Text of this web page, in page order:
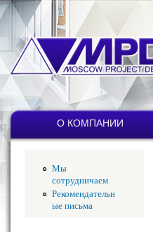
MPDG
Строительная
компания
Главное менюО КОМПАНИИ
Мы
сотрудничаем
Рекомендательн
ые письма